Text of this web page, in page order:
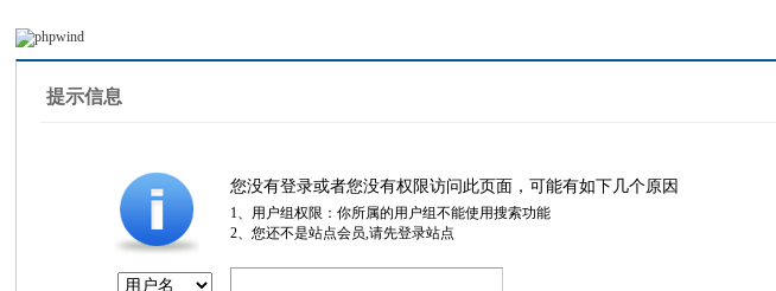
提示信息
您没有登录或者您没有权限访问此页面，可能有如下几个原因
1、用户组权限：你所属的用户组不能使用搜索功能
2、您还不是站点会员,请先登录站点